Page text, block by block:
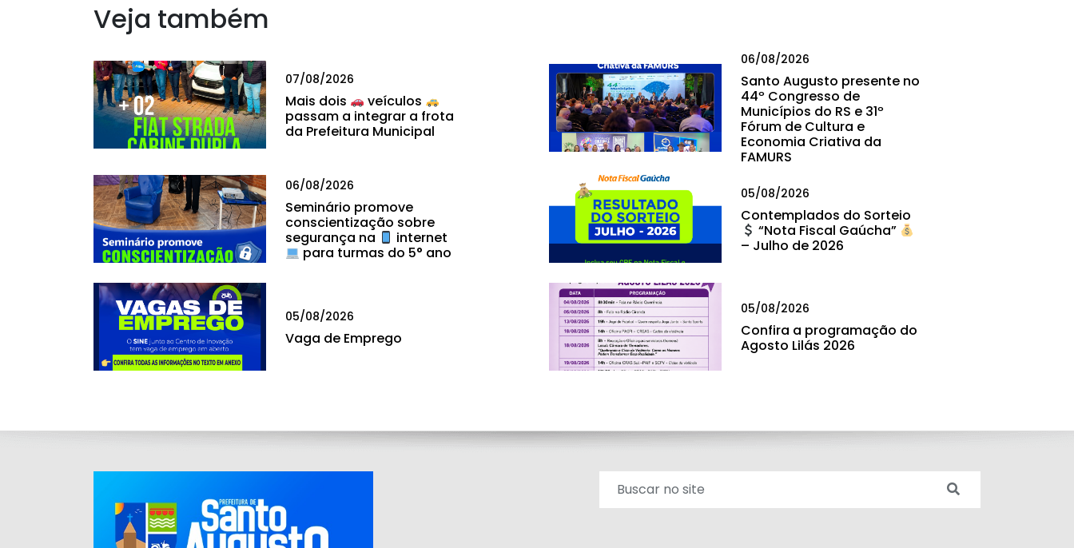
Veja também
07/08/2026
Mais dois
veículos
passam a integrar a frota
da Prefeitura Municipal
06/08/2026
Santo Augusto presente no
44º Congresso de
Municípios do RS e 31º
Fórum de Cultura e
Economia Criativa da
FAMURS
06/08/2026
Seminário promove
conscientização sobre
segurança na
internet
para turmas do 5° ano
05/08/2026
Contemplados do Sorteio
“Nota Fiscal Gaúcha”
– Julho de 2026
05/08/2026
Vaga de Emprego
05/08/2026
Confira a programação do
Agosto Lilás 2026